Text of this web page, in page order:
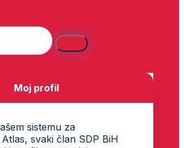
Moj profil
sistemu za
svaki član SDP BiH